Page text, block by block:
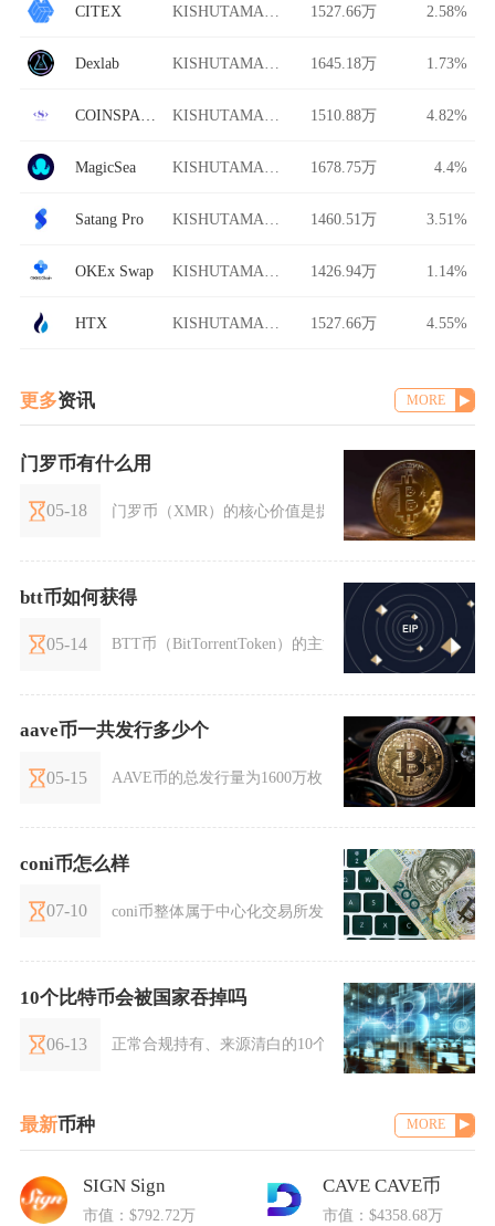
CITEX 1527.66万 2.58%
Dexlab 1645.18万 1.73%
1510.88万 4.82%
MagicSea 1678.75万 4.4%
Satang Pro 1460.51万 3.51%
OKEx Swap 1426.94万 1.14%
HTX 1527.66万 4.55%
更多资讯 MORE
门罗币有什么用
05-18 门罗币（XMR）的核心价值是提供默认全链路匿名的
btt币如何获得
05-14 BTT币（BitTorrentToken）的主流获取方式主要有中心
aave币一共发行多少个
05-15 AAVE币的总发行量为1600万枚，这是协议智能合约中
coni币怎么样
07-10 coni币整体属于中心化交易所发行的平台代币，长期价
10个比特币会被国家吞掉吗
06-13 正常合规持有、来源清白的10个比特币不会被国家无偿
最新币种 MORE
SIGN Sign
市值：$792.72万
CAVE CAVE币
市值：$4358.68万